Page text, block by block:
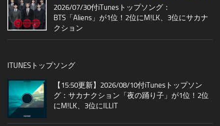
2026/07/30付iTunesトップソング：
BTS「Aliens」が1位！2位にM!LK、3位にサカナ
クション
ITUNESトップソング
【15:50更新】2026/08/10付iTunesトップソン
グ：サカナクション「夜の踊り子」が1位！2位
にM!LK、3位にILLIT